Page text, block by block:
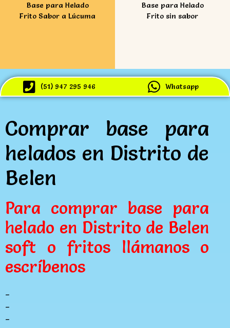
Base para Helado
Frito Sabor a Lúcuma
Base para Helado
Frito sin sabor
(51) 947 295 946 Whatsapp
Comprar base para
helados en Distrito de
Belen
Para comprar base para
helado en Distrito de Belen
soft o fritos llámanos o
escríbenos